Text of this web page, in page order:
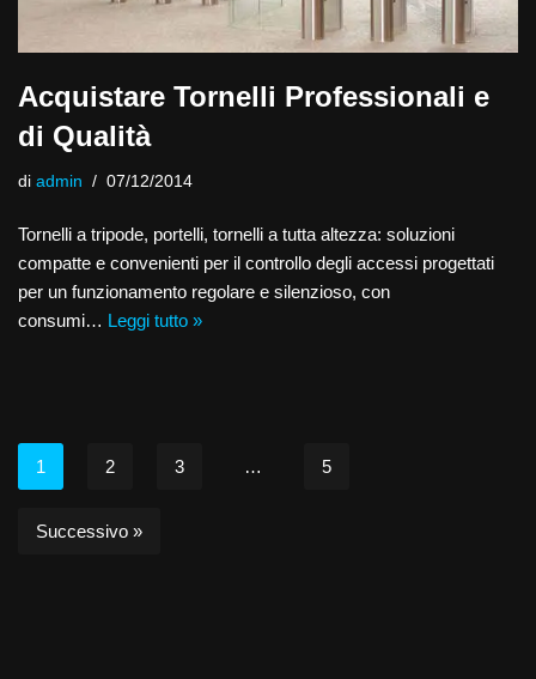
Acquistare Tornelli Professionali e
di Qualità
di admin 07/12/2014
Tornelli a tripode, portelli, tornelli a tutta altezza: soluzioni
compatte e convenienti per il controllo degli accessi progettati
per un funzionamento regolare e silenzioso, con
consumi… Leggi tutto »
1 2 3 … 5
Successivo »